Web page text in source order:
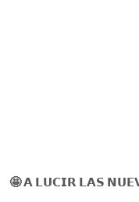
🤩 𝗔 𝗟𝗨𝗖𝗜𝗥 𝗟𝗔𝗦